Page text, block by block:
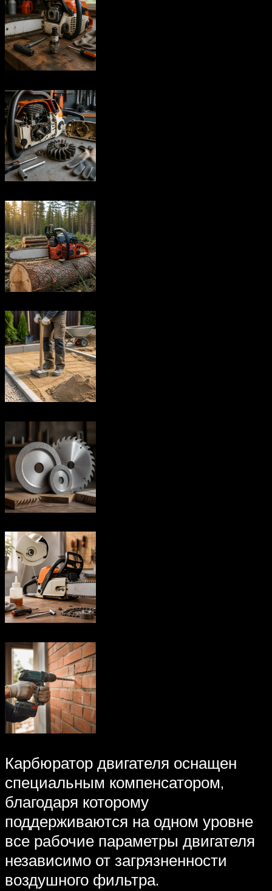
Карбюратор двигателя оснащен
специальным компенсатором,
благодаря которому
поддерживаются на одном уровне
все рабочие параметры двигателя
независимо от загрязненности
воздушного фильтра.